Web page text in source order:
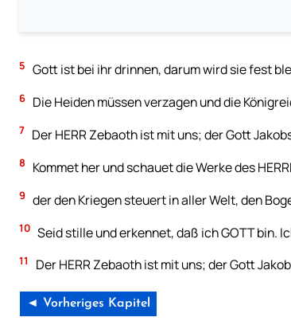
5 Gott ist bei ihr drinnen, darum wird sie fest
6 Die Heiden müssen verzagen und die
7 Der HERR Zebaoth ist mit uns; der Gott
8 Kommet her und schauet die Werke des
9 der den Kriegen steuert in aller Welt, den
10 Seid stille und erkennet, daß ich GOTT bin.
11 Der HERR Zebaoth ist mit uns; der Gott
◄ Vorheriges Kapitel